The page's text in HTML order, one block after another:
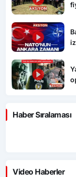
Haber Sıralaması
Video Haberler